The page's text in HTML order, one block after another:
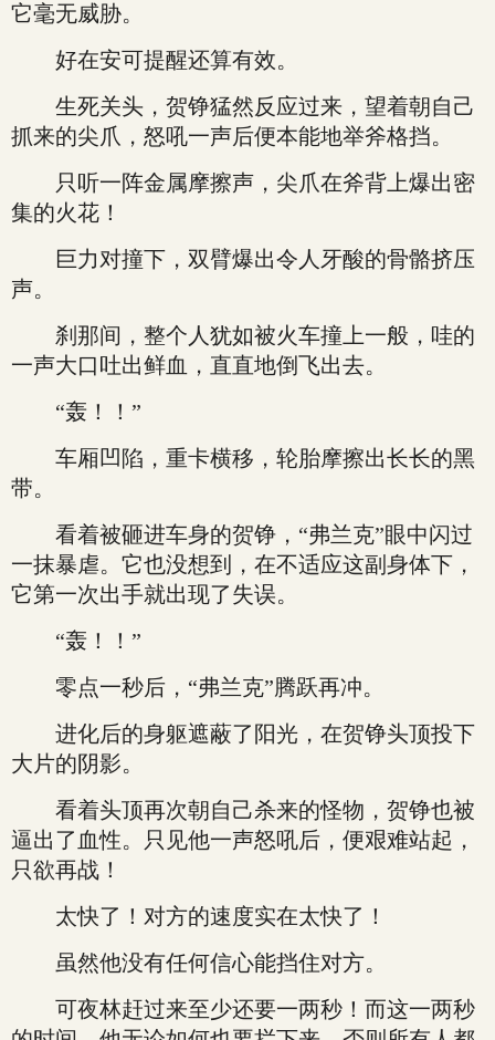
它毫无威胁。
好在安可提醒还算有效。
生死关头，贺铮猛然反应过来，望着朝自己
抓来的尖爪，怒吼一声后便本能地举斧格挡。
只听一阵金属摩擦声，尖爪在斧背上爆出密
集的火花！
巨力对撞下，双臂爆出令人牙酸的骨骼挤压
声。
刹那间，整个人犹如被火车撞上一般，哇的
一声大口吐出鲜血，直直地倒飞出去。
“轰！！”
车厢凹陷，重卡横移，轮胎摩擦出长长的黑
带。
看着被砸进车身的贺铮，“弗兰克”眼中闪过
一抹暴虐。它也没想到，在不适应这副身体下，
它第一次出手就出现了失误。
“轰！！”
零点一秒后，“弗兰克”腾跃再冲。
进化后的身躯遮蔽了阳光，在贺铮头顶投下
大片的阴影。
看着头顶再次朝自己杀来的怪物，贺铮也被
逼出了血性。只见他一声怒吼后，便艰难站起，
只欲再战！
太快了！对方的速度实在太快了！
虽然他没有任何信心能挡住对方。
可夜林赶过来至少还要一两秒！而这一两秒